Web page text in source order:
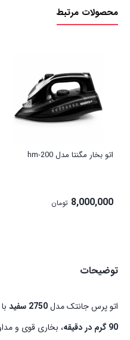
محصولات مرتبط
اتو بخار مگنتا مدل hm-200
8,000,000 تومان
توضیحات
اتو پرس جانتک مدل2750 سفید
90 گرم در دقیقه
، بخاری قوی و